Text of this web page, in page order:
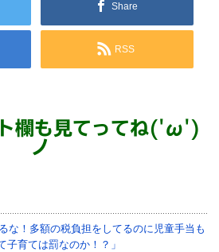
Share
RSS
欄も見てってね('ω')
ノ
な！多額の税負担をしてるのに児童手当も
子育ては罰なのか！？」